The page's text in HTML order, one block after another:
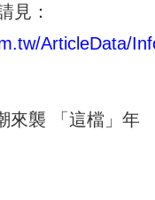
見：
ArticleData/
來襲 「這檔」年